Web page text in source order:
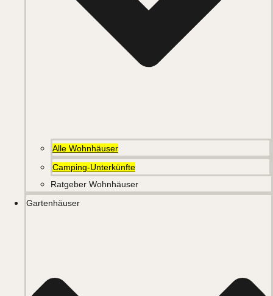
Alle Wohnhäuser
Camping-Unterkünfte
Ratgeber Wohnhäuser
Gartenhäuser